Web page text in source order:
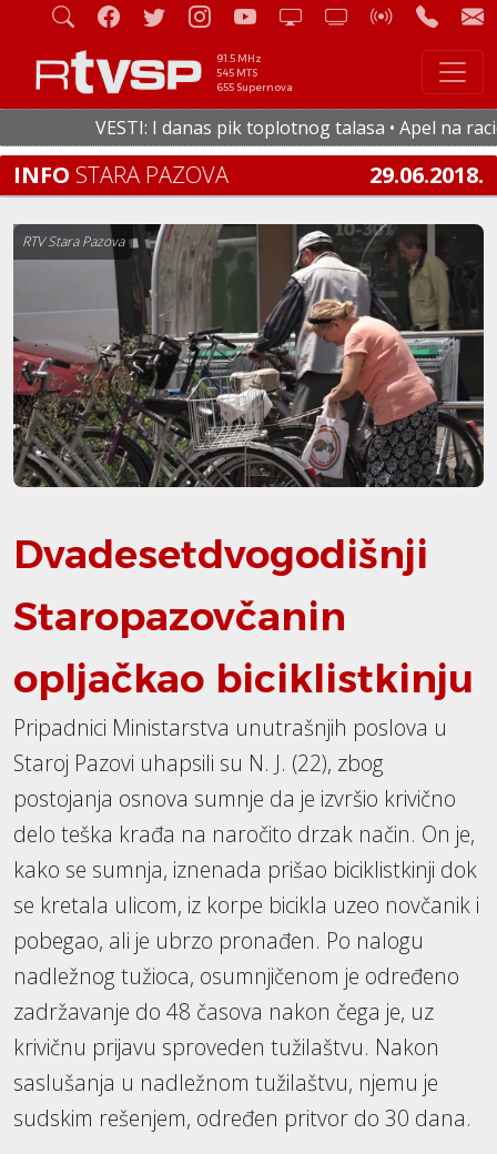
91.5 MHz
545 MTS
655 Supernova
VESTI: I danas pik toplotnog talasa • Apel na
INFO STARA PAZOVA 29.06.2018.
RTV Stara Pazova
Dvadesetdvogodišnji
Staropazovčanin
opljačkao biciklistkinju
Pripadnici Ministarstva unutrašnjih poslova u
Staroj Pazovi uhapsili su N. J. (22), zbog
postojanja osnova sumnje da je izvršio krivično
delo teška krađa na naročito drzak način. On je,
kako se sumnja, iznenada prišao biciklistkinji dok
se kretala ulicom, iz korpe bicikla uzeo novčanik i
pobegao, ali je ubrzo pronađen. Po nalogu
nadležnog tužioca, osumnjičenom je određeno
zadržavanje do 48 časova nakon čega je, uz
krivičnu prijavu sproveden tužilaštvu. Nakon
saslušanja u nadležnom tužilaštvu, njemu je
sudskim rešenjem, određen pritvor do 30 dana.